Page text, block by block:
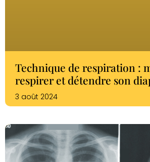
Technique de respiration :
respirer et détendre son
3 août 2024